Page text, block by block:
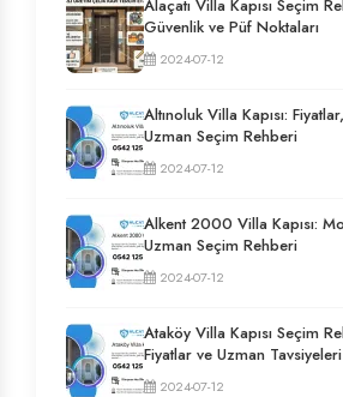
Alaçatı Villa Kapısı Seçim
Güvenlik ve Püf Noktaları
2024-07-12
Altınoluk Villa Kapısı:
Uzman Seçim Rehberi
2024-07-12
Alkent 2000 Villa Kapısı:
Uzman Seçim Rehberi
2024-07-12
Ataköy Villa Kapısı Seçim
Fiyatlar ve Uzman Tavsiyeleri
2024-07-12